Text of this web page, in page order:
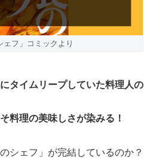
ェフ」コミックより
タイムリープしていた料理人の
料理の美味しさが染みる！
シェフ」が完結しているのか？